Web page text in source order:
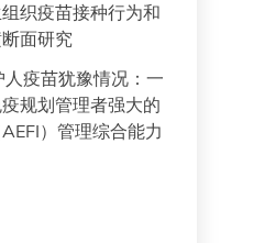
织疫苗接种行为和
面研究
疫苗犹豫情况：一
规划管理者强大的
）管理综合能力